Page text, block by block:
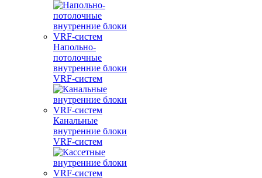
Напольно-
потолочные
внутренние блоки
VRF-систем
Канальные
внутренние блоки
VRF-систем